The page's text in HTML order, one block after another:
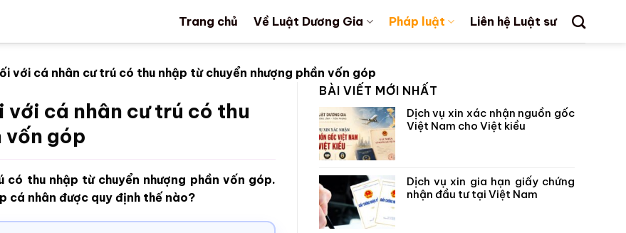
Trang chủ Về Luật Dương Gia Pháp luật Liên hệ Luật sư
với cá nhân cư trú có thu nhập từ chuyển nhượng phần vốn góp
với cá nhân cư trú có thu
vốn góp
thu nhập từ chuyển nhượng phần vốn góp.
cá nhân được quy định thế nào?
BÀI VIẾT MỚI NHẤT
Dịch vụ xin xác nhận nguồn gốc
Việt Nam cho Việt kiều
Dịch vụ xin gia hạn giấy chứng
nhận đầu tư tại Việt Nam